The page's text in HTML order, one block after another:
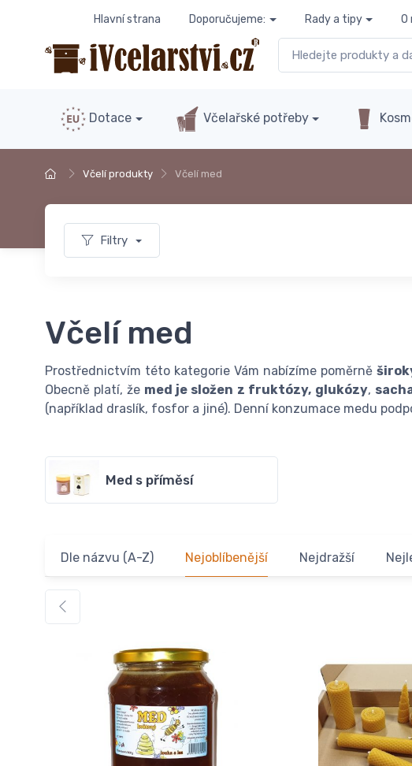
Hlavní strana Doporučujeme: Rady a tipy O
Dotace Včelařské potřeby
Včelí produkty Včelí med
Filtry
Včelí med
Prostřednictvím této kategorie Vám nabízíme poměrně
Obecně platí, že med je složen z fruktózy, glukózy,
(například draslík, fosfor a jiné). Denní konzumace medu
Med s příměsí
Dle názvu (A-Z) Nejoblíbenější Nejdražší